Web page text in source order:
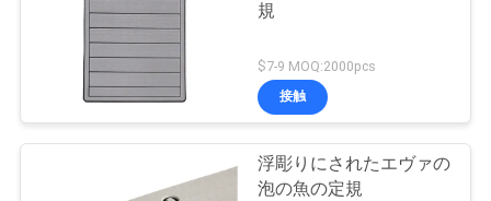
規
$7-9 MOQ:2000pcs
接触
浮彫りにされたエヴァの
泡の魚の定規